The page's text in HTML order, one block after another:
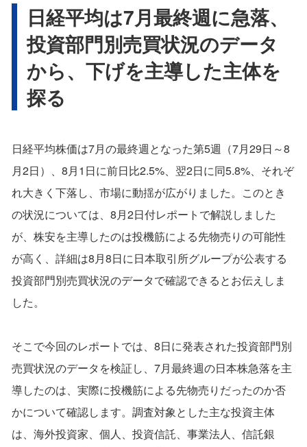
日経平均は7月最終週に急落、
投資部門別売買状況のデータ
から、下げを主導した主体を
探る
日経平均株価は7月の最終週となった第5週（7月29日～8
月2日）、8月1日に前日比2.5%、翌2日に同5.8%、それぞ
れ大きく下落し、市場に動揺が広がりました。このとき
の状況については、8月2日付レポートで解説しました
が、株安を主導したのは投機筋による先物売りの可能性
が高く、詳細は8月8日に日本取引所グループが公表する
投資部門別売買状況のデータで確認できるとお伝えしま
した。
そこで今回のレポートでは、8日に発表された投資部門別
売買状況のデータを検証し、7月最終週の日本株急落を主
導したのは、実際に投機筋による先物売りだったのか否
かについて確認します。調査対象とした主な投資主体
は、海外投資家、個人、投資信託、事業法人、信託銀